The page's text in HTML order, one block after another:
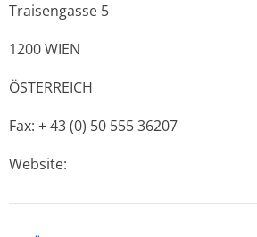
Traisengasse 5
1200 WIEN
ÖSTERREICH
Fax: + 43 (0) 50 555 36207
Website: